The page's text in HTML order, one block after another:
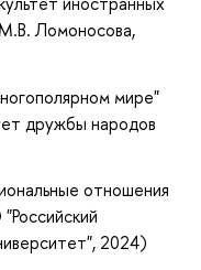
Ломоносова,
мире"
дружбы народов
отношения
2024)